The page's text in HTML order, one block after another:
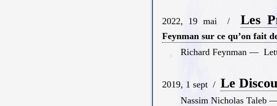
2022, 19 mai / Les
Feynman sur ce qu’on fait
Richard Feynman —
2019, 1 sept / Le
Nassim Nicholas Taleb